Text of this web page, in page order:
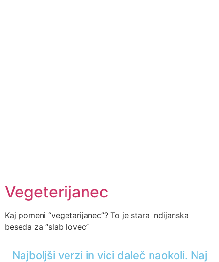
Vegeterijanec
Kaj pomeni “vegetarijanec”? To je stara indijanska
beseda za “slab lovec”
Najboljši verzi in vici daleč naokoli. Naj